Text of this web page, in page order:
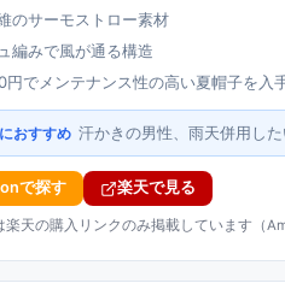
のサーモストロー素材
編みで風が通る構造
円でメンテナンス性の高い夏帽子を入
おすすめ 汗かきの男性、雨天併用し
で探す 楽天で見る
楽天の購入リンクのみ掲載しています（